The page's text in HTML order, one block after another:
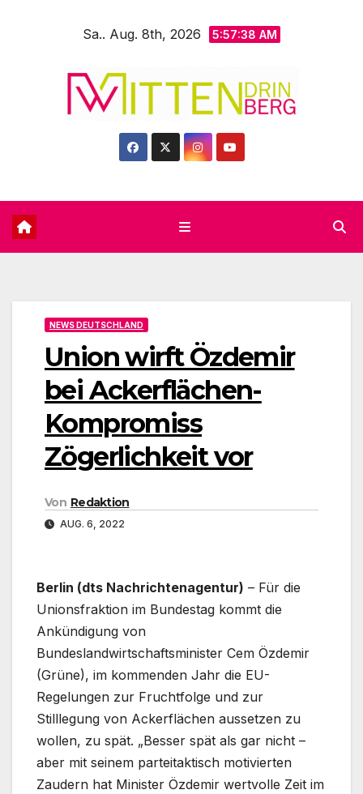
Sa.. Aug. 8th, 2026 5:57:40 AM
NEWS DEUTSCHLAND
Union wirft Özdemir
bei Ackerflächen-
Kompromiss
Zögerlichkeit vor
Von Redaktion
AUG. 6, 2022
Berlin (dts Nachrichtenagentur) – Für die
Unionsfraktion im Bundestag kommt die
Ankündigung von
Bundeslandwirtschaftsminister Cem Özdemir
(Grüne), im kommenden Jahr die EU-
Regelungen zur Fruchtfolge und zur
Stilllegung von Ackerflächen aussetzen zu
wollen, zu spät. „Besser spät als gar nicht –
aber mit seinem parteitaktisch motivierten
Zaudern hat Minister Özdemir wertvolle Zeit im